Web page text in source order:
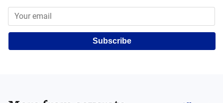
Subscribe